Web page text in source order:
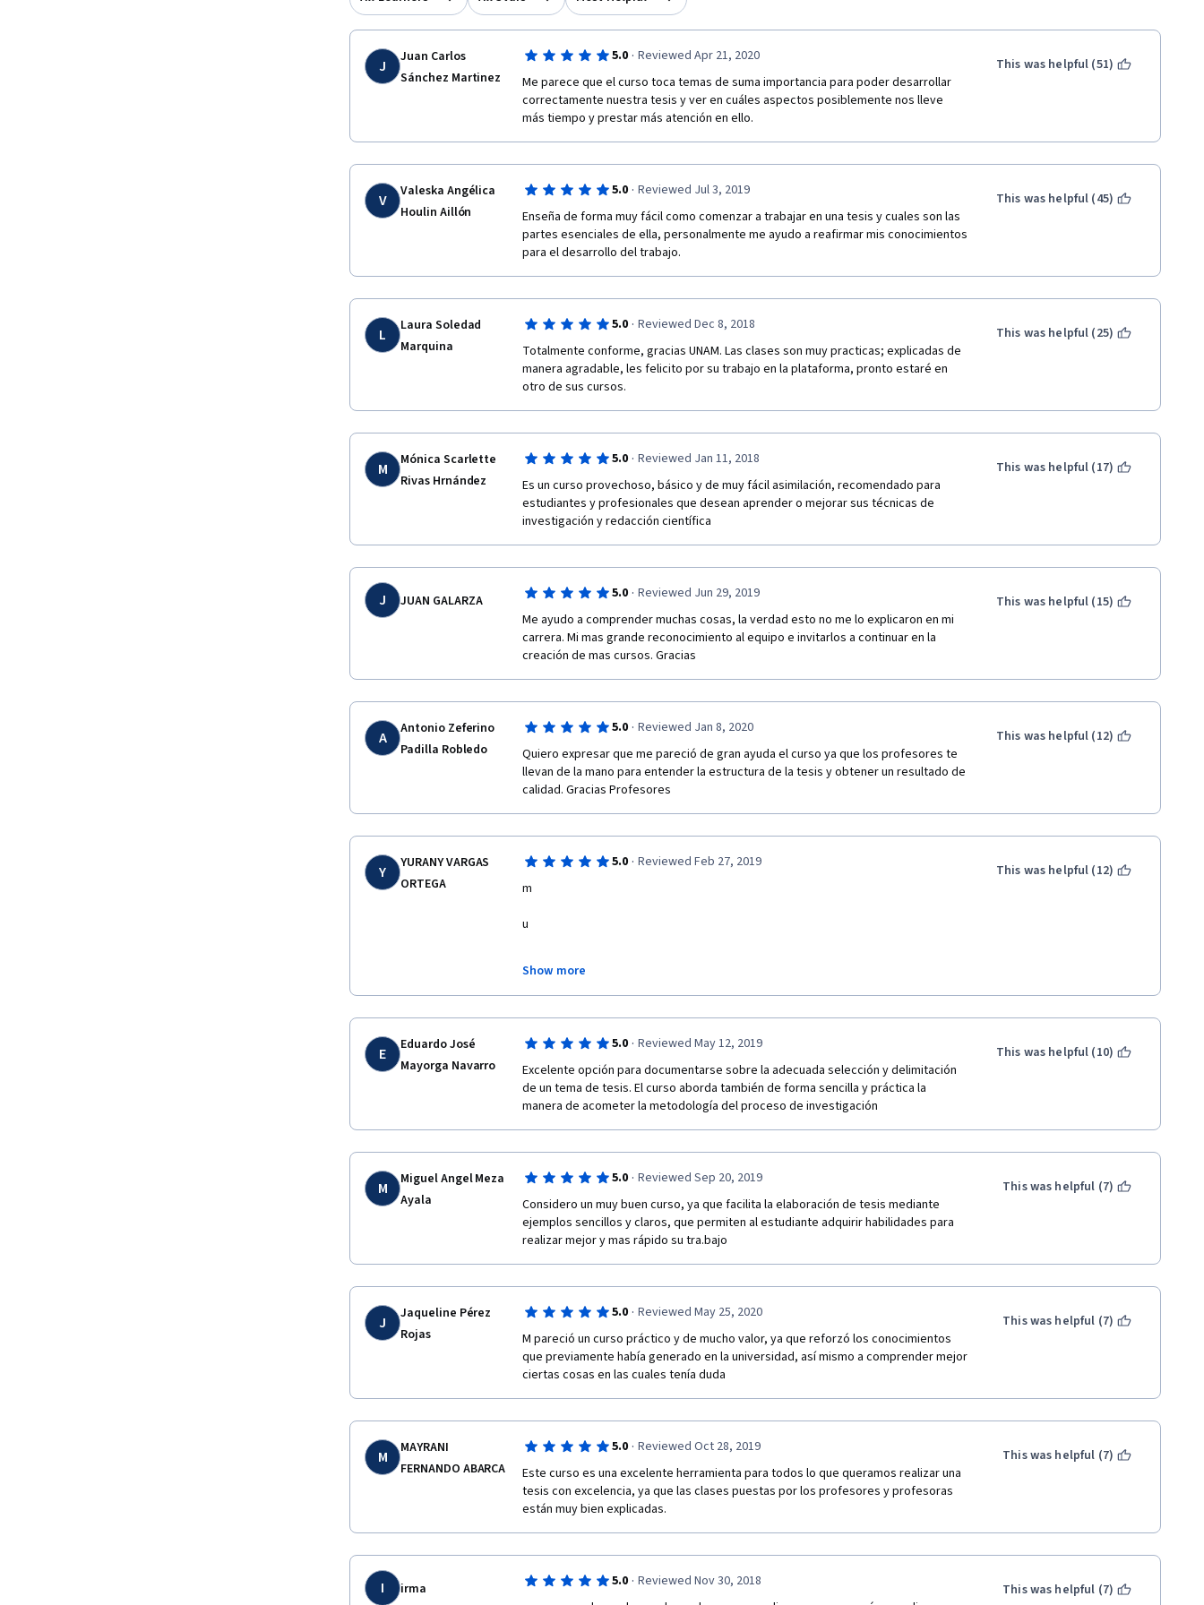
J
Juan Carlos
Sánchez Martinez
5.0 · Reviewed Apr 21, 2020
Me parece que el curso toca temas de suma importancia para poder desarrollar
correctamente nuestra tesis y ver en cuáles aspectos posiblemente nos lleve
más tiempo y prestar más atención en ello.
This was helpful (51)
V
Valeska Angélica
Houlin Aillón
5.0 · Reviewed Jul 3, 2019
Enseña de forma muy fácil como comenzar a trabajar en una tesis y cuales son las
partes esenciales de ella, personalmente me ayudo a reafirmar mis conocimientos
para el desarrollo del trabajo.
This was helpful (45)
L
Laura Soledad
Marquina
5.0 · Reviewed Dec 8, 2018
Totalmente conforme, gracias UNAM. Las clases son muy practicas; explicadas de
manera agradable, les felicito por su trabajo en la plataforma, pronto estaré en
otro de sus cursos.
This was helpful (25)
M
Mónica Scarlette
Rivas Hrnández
5.0 · Reviewed Jan 11, 2018
Es un curso provechoso, básico y de muy fácil asimilación, recomendado para
estudiantes y profesionales que desean aprender o mejorar sus técnicas de
investigación y redacción científica
This was helpful (17)
J JUAN GALARZA 5.0 · Reviewed Jun 29, 2019
Me ayudo a comprender muchas cosas, la verdad esto no me lo explicaron en mi
carrera. Mi mas grande reconocimiento al equipo e invitarlos a continuar en la
creación de mas cursos. Gracias
This was helpful (15)
A
Antonio Zeferino
Padilla Robledo
5.0 · Reviewed Jan 8, 2020
Quiero expresar que me pareció de gran ayuda el curso ya que los profesores te
llevan de la mano para entender la estructura de la tesis y obtener un resultado de
calidad. Gracias Profesores
This was helpful (12)
Y
YURANY VARGAS
ORTEGA
5.0 · Reviewed Feb 27, 2019
m
u
h
s
f
i
c
itaciones
a
erdad
e
p
Show more
This was helpful (12)
E
Eduardo José
Mayorga Navarro
5.0 · Reviewed May 12, 2019
Excelente opción para documentarse sobre la adecuada selección y delimitación
de un tema de tesis. El curso aborda también de forma sencilla y práctica la
manera de acometer la metodología del proceso de investigación
This was helpful (10)
M
Miguel Angel Meza
Ayala
5.0 · Reviewed Sep 20, 2019
Considero un muy buen curso, ya que facilita la elaboración de tesis mediante
ejemplos sencillos y claros, que permiten al estudiante adquirir habilidades para
realizar mejor y mas rápido su tra.bajo
This was helpful (7)
J
Jaqueline Pérez
Rojas
5.0 · Reviewed May 25, 2020
M pareció un curso práctico y de mucho valor, ya que reforzó los conocimientos
que previamente había generado en la universidad, así mismo a comprender mejor
ciertas cosas en las cuales tenía duda
This was helpful (7)
M
MAYRANI
FERNANDO ABARCA
5.0 · Reviewed Oct 28, 2019
Este curso es una excelente herramienta para todos lo que queramos realizar una
tesis con excelencia, ya que las clases puestas por los profesores y profesoras
están muy bien explicadas.
This was helpful (7)
I irma 5.0 · Reviewed Nov 30, 2018
This was helpful (7)